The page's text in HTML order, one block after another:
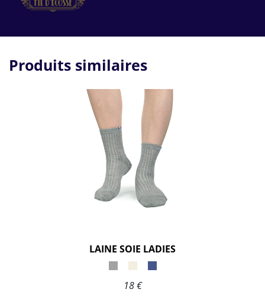
Produits similaires
LAINE SOIE LADIES
18 €